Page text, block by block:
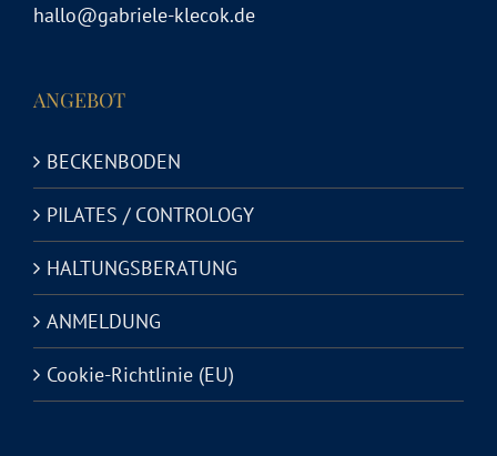
hallo@gabriele-klecok.de
ANGEBOT
BECKENBODEN
PILATES / CONTROLOGY
HALTUNGSBERATUNG
ANMELDUNG
Cookie-Richtlinie (EU)